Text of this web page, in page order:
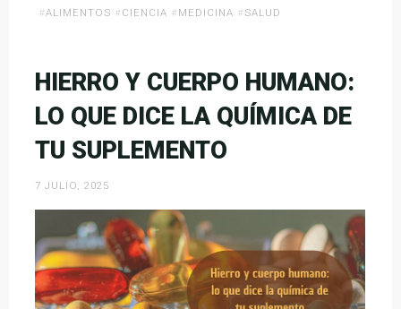
en
química
retos»
#ALIMENTOS # CIENCIA # MEDICINA # SALUD
HIERRO Y CUERPO HUMANO:
LO QUE DICE LA QUÍMICA DE
TU SUPLEMENTO
7 JULIO, 2025